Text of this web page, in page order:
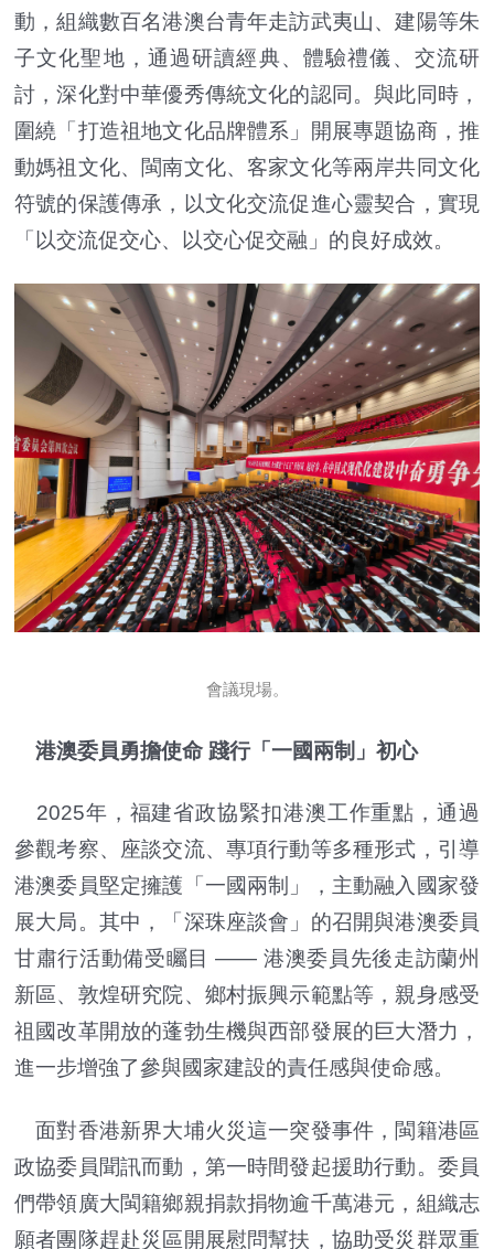
動，組織數百名港澳台青年走訪武夷山、建陽等朱
子文化聖地，通過研讀經典、體驗禮儀、交流研
討，深化對中華優秀傳統文化的認同。與此同時，
圍繞「打造祖地文化品牌體系」開展專題協商，推
動媽祖文化、閩南文化、客家文化等兩岸共同文化
符號的保護傳承，以文化交流促進心靈契合，實現
「以交流促交心、以交心促交融」的良好成效。
會議現場。
港澳委員勇擔使命 踐行「一國兩制」初心
2025年，福建省政協緊扣港澳工作重點，通過
參觀考察、座談交流、專項行動等多種形式，引導
港澳委員堅定擁護「一國兩制」，主動融入國家發
展大局。其中，「深珠座談會」的召開與港澳委員
甘肅行活動備受矚目 —— 港澳委員先後走訪蘭州
新區、敦煌研究院、鄉村振興示範點等，親身感受
祖國改革開放的蓬勃生機與西部發展的巨大潛力，
進一步增強了參與國家建設的責任感與使命感。
面對香港新界大埔火災這一突發事件，閩籍港區
政協委員聞訊而動，第一時間發起援助行動。委員
們帶領廣大閩籍鄉親捐款捐物逾千萬港元，組織志
願者團隊趕赴災區開展慰問幫扶，協助受災群眾重